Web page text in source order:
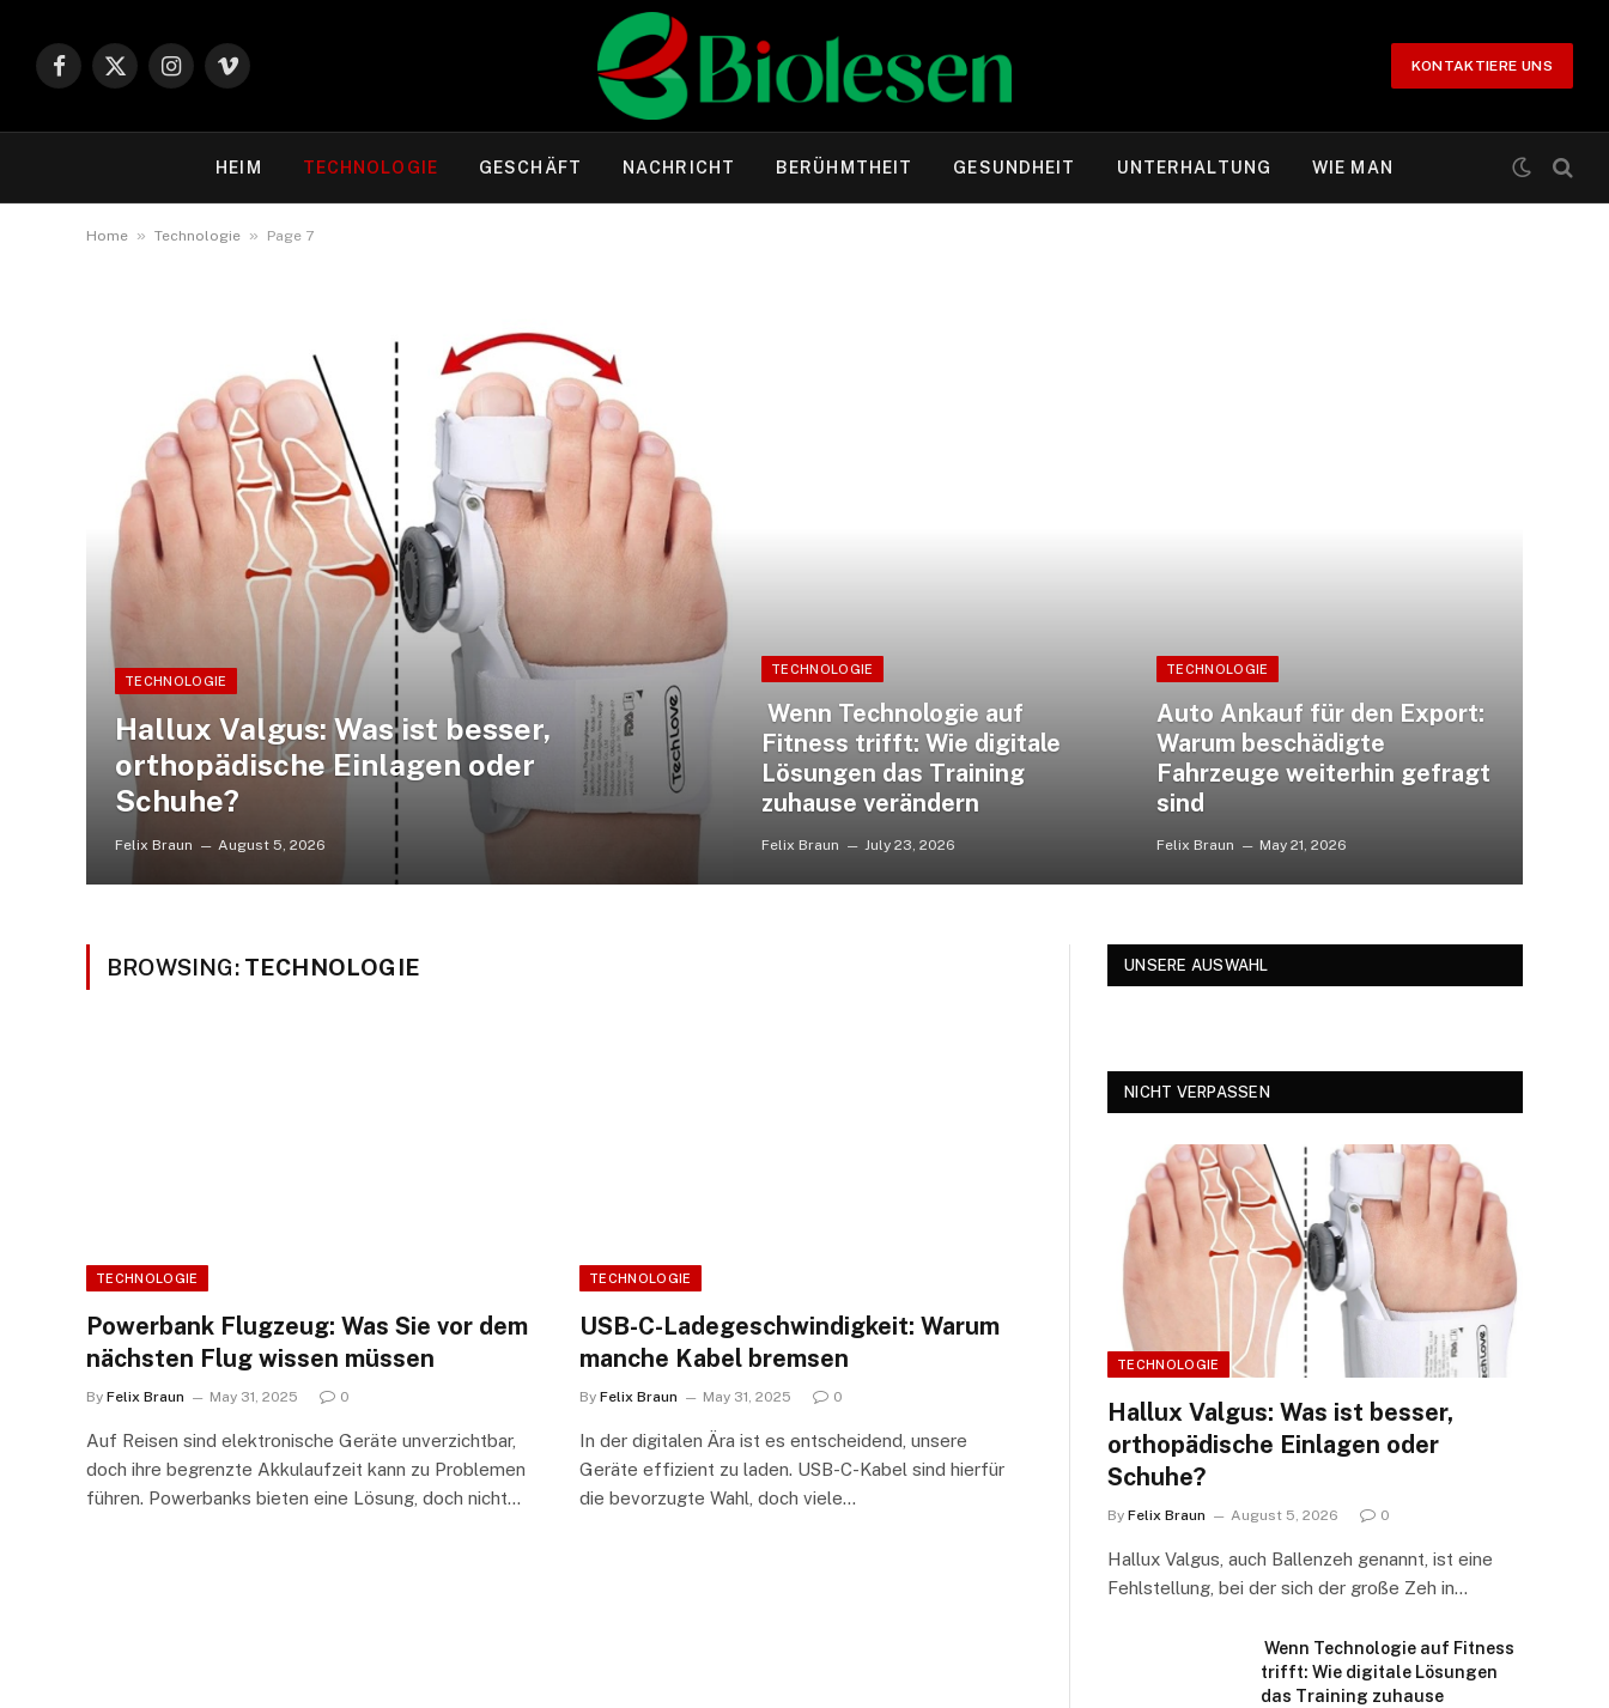
Facebook
X
Instagram
Vimeo
KONTAKTIERE UNS
HEIM TECHNOLOGIE GESCHÄFT NACHRICHT BERÜHMTHEIT GESUNDHEIT UNTERHALTUNG WIE MAN
Home » Technologie » Page 7
TECHNOLOGIE
Hallux Valgus: Was ist besser,
orthopädische Einlagen oder
Schuhe?
Felix Braun August 5, 2026
TECHNOLOGIE
Wenn Technologie auf
Fitness trifft: Wie digitale
Lösungen das Training
zuhause verändern
Felix Braun July 23, 2026
TECHNOLOGIE
Auto Ankauf für den Export:
Warum beschädigte
Fahrzeuge weiterhin gefragt
sind
Felix Braun May 21, 2026
BROWSING: TECHNOLOGIE
TECHNOLOGIE
Powerbank Flugzeug: Was Sie vor dem
nächsten Flug wissen müssen
By Felix Braun May 31, 2025 0
Auf Reisen sind elektronische Geräte unverzichtbar,
doch ihre begrenzte Akkulaufzeit kann zu Problemen
führen. Powerbanks bieten eine Lösung, doch nicht…
TECHNOLOGIE
USB-C-Ladegeschwindigkeit: Warum
manche Kabel bremsen
By Felix Braun May 31, 2025 0
In der digitalen Ära ist es entscheidend, unsere
Geräte effizient zu laden. USB-C-Kabel sind hierfür
die bevorzugte Wahl, doch viele…
UNSERE AUSWAHL
NICHT VERPASSEN
TECHNOLOGIE
Hallux Valgus: Was ist besser,
orthopädische Einlagen oder
Schuhe?
By Felix Braun August 5, 2026 0
Hallux Valgus, auch Ballenzeh genannt, ist eine
Fehlstellung, bei der sich der große Zeh in…
Wenn Technologie auf Fitness
trifft: Wie digitale Lösungen
das Training zuhause